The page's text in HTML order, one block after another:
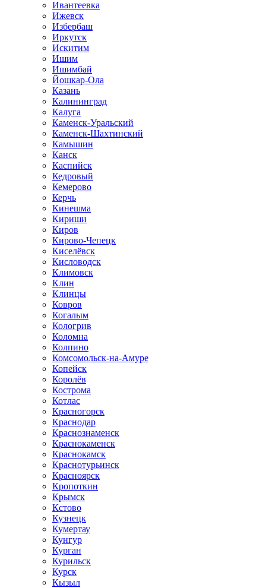
Ивантеевка
Ижевск
Избербаш
Иркутск
Искитим
Ишим
Ишимбай
Йошкар-Ола
Казань
Калининград
Калуга
Каменск-Уральский
Каменск-Шахтинский
Камышин
Канск
Каспийск
Кедровый
Кемерово
Керчь
Кинешма
Кириши
Киров
Кирово-Чепецк
Киселёвск
Кисловодск
Климовск
Клин
Клинцы
Ковров
Когалым
Кологрив
Коломна
Колпино
Комсомольск-на-Амуре
Копейск
Королёв
Кострома
Котлас
Красногорск
Краснодар
Краснознаменск
Краснокаменск
Краснокамск
Краснотурьинск
Красноярск
Кропоткин
Крымск
Кстово
Кузнецк
Кумертау
Кунгур
Курган
Курильск
Курск
Кызыл